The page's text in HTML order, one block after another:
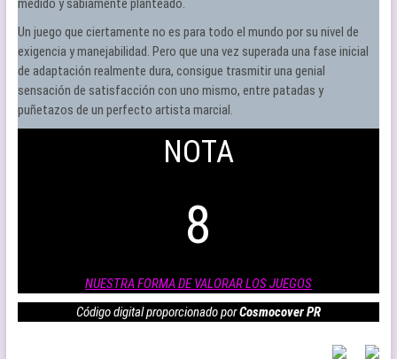
medido y sabiamente planteado.
Un juego que ciertamente no es para todo el mundo por su nivel de
exigencia y manejabilidad. Pero que una vez superada una fase inicial
de adaptación realmente dura, consigue trasmitir una genial
sensación de satisfacción con uno mismo, entre patadas y
puñetazos de un perfecto artista marcial.
NOTA
8
NUESTRA FORMA DE VALORAR LOS JUEGOS
Código digital proporcionado porCosmocover PR